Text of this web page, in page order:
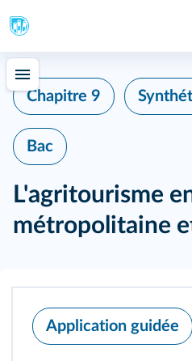
Chapitre 9
Bac
L'agritourisme
métropolitaine
Application guidée